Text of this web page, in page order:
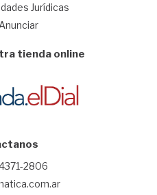
Jurídicas
tienda online
2806